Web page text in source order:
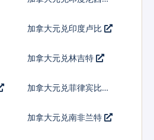
加拿大元兑印度卢比
加拿大元兑林吉特
加拿大元兑菲律宾比索
加拿大元兑南非兰特